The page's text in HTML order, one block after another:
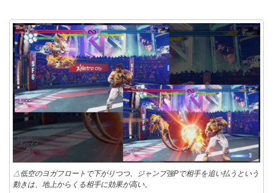
△低空のヨガフロートで下がりつつ、ジャンプ強Pで相手を追い払うという
動きは、地上からくる相手に効果が高い。